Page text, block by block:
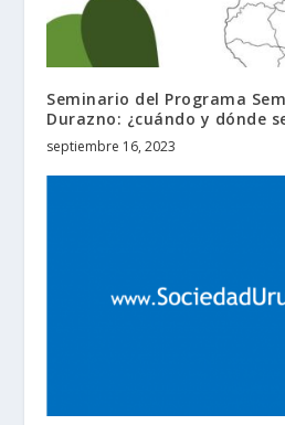
Seminario del Programa
Durazno: ¿cuándo y dónde
septiembre 16, 2023